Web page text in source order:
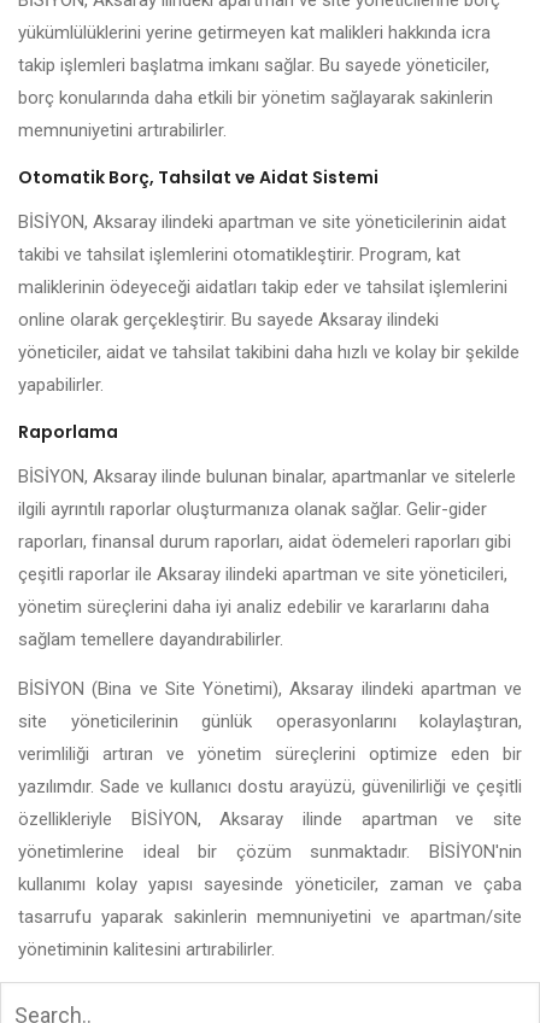
yükümlülüklerini yerine getirmeyen kat malikleri hakkında icra
takip işlemleri başlatma imkanı sağlar. Bu sayede yöneticiler,
borç konularında daha etkili bir yönetim sağlayarak sakinlerin
memnuniyetini artırabilirler.
Otomatik Borç, Tahsilat ve Aidat Sistemi
BİSİYON, Aksaray ilindeki apartman ve site yöneticilerinin aidat
takibi ve tahsilat işlemlerini otomatikleştirir. Program, kat
maliklerinin ödeyeceği aidatları takip eder ve tahsilat işlemlerini
online olarak gerçekleştirir. Bu sayede Aksaray ilindeki
yöneticiler, aidat ve tahsilat takibini daha hızlı ve kolay bir şekilde
yapabilirler.
Raporlama
BİSİYON, Aksaray ilinde bulunan binalar, apartmanlar ve sitelerle
ilgili ayrıntılı raporlar oluşturmanıza olanak sağlar. Gelir-gider
raporları, finansal durum raporları, aidat ödemeleri raporları gibi
çeşitli raporlar ile Aksaray ilindeki apartman ve site yöneticileri,
yönetim süreçlerini daha iyi analiz edebilir ve kararlarını daha
sağlam temellere dayandırabilirler.
BİSİYON (Bina ve Site Yönetimi), Aksaray ilindeki apartman ve
site yöneticilerinin günlük operasyonlarını kolaylaştıran,
verimliliği artıran ve yönetim süreçlerini optimize eden bir
yazılımdır. Sade ve kullanıcı dostu arayüzü, güvenilirliği ve çeşitli
özellikleriyle BİSİYON, Aksaray ilinde apartman ve site
yönetimlerine ideal bir çözüm sunmaktadır. BİSİYON'nin
kullanımı kolay yapısı sayesinde yöneticiler, zaman ve çaba
tasarrufu yaparak sakinlerin memnuniyetini ve apartman/site
yönetiminin kalitesini artırabilirler.